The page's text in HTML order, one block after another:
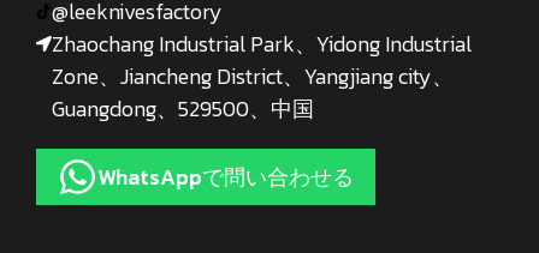
@leeknivesfactory
Zhaochang Industrial Park、Yidong Industrial
Zone、Jiancheng District、Yangjiang city、
Guangdong、529500、中国
WhatsAppで問い合わせる